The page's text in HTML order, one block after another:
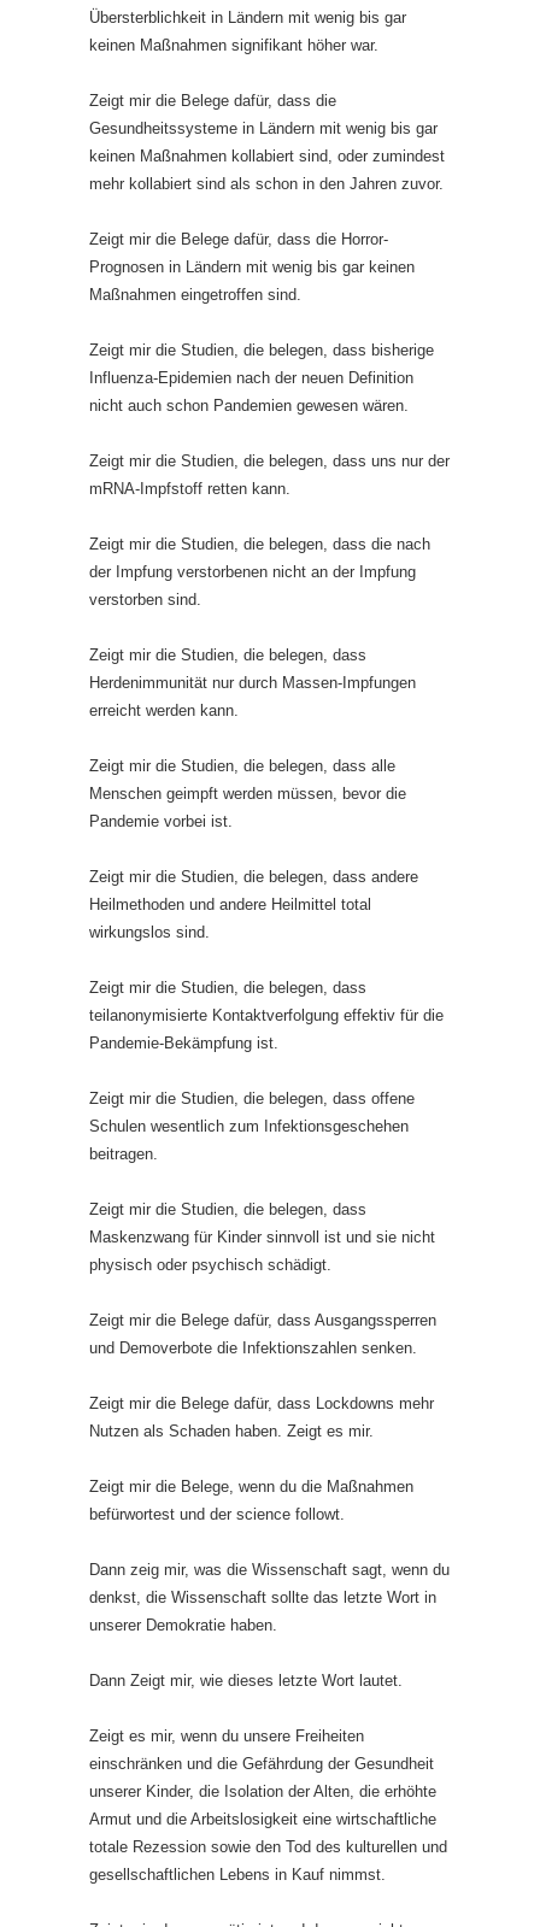
Übersterblichkeit in Ländern mit wenig bis gar
keinen Maßnahmen signifikant höher war.
Zeigt mir die Belege dafür, dass die
Gesundheitssysteme in Ländern mit wenig bis gar
keinen Maßnahmen kollabiert sind, oder zumindest
mehr kollabiert sind als schon in den Jahren zuvor.
Zeigt mir die Belege dafür, dass die Horror-
Prognosen in Ländern mit wenig bis gar keinen
Maßnahmen eingetroffen sind.
Zeigt mir die Studien, die belegen, dass bisherige
Influenza-Epidemien nach der neuen Definition
nicht auch schon Pandemien gewesen wären.
Zeigt mir die Studien, die belegen, dass uns nur der
mRNA-Impfstoff retten kann.
Zeigt mir die Studien, die belegen, dass die nach
der Impfung verstorbenen nicht an der Impfung
verstorben sind.
Zeigt mir die Studien, die belegen, dass
Herdenimmunität nur durch Massen-Impfungen
erreicht werden kann.
Zeigt mir die Studien, die belegen, dass alle
Menschen geimpft werden müssen, bevor die
Pandemie vorbei ist.
Zeigt mir die Studien, die belegen, dass andere
Heilmethoden und andere Heilmittel total
wirkungslos sind.
Zeigt mir die Studien, die belegen, dass
teilanonymisierte Kontaktverfolgung effektiv für die
Pandemie-Bekämpfung ist.
Zeigt mir die Studien, die belegen, dass offene
Schulen wesentlich zum Infektionsgeschehen
beitragen.
Zeigt mir die Studien, die belegen, dass
Maskenzwang für Kinder sinnvoll ist und sie nicht
physisch oder psychisch schädigt.
Zeigt mir die Belege dafür, dass Ausgangssperren
und Demoverbote die Infektionszahlen senken.
Zeigt mir die Belege dafür, dass Lockdowns mehr
Nutzen als Schaden haben. Zeigt es mir.
Zeigt mir die Belege, wenn du die Maßnahmen
befürwortest und der science followt.
Dann zeig mir, was die Wissenschaft sagt, wenn du
denkst, die Wissenschaft sollte das letzte Wort in
unserer Demokratie haben.
Dann Zeigt mir, wie dieses letzte Wort lautet.
Zeigt es mir, wenn du unsere Freiheiten
einschränken und die Gefährdung der Gesundheit
unserer Kinder, die Isolation der Alten, die erhöhte
Armut und die Arbeitslosigkeit eine wirtschaftliche
totale Rezession sowie den Tod des kulturellen und
gesellschaftlichen Lebens in Kauf nimmst.